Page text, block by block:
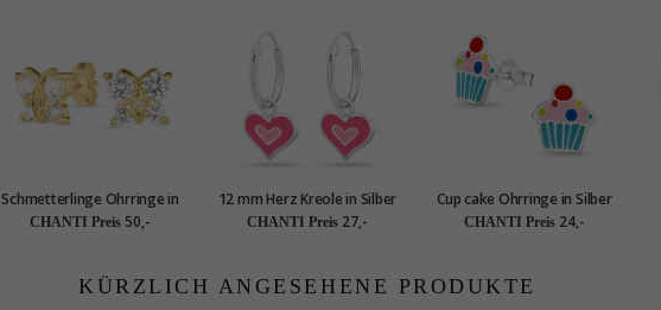
Schmetterlinge Ohrringe in
vergoldetem Sterlingsilber
CHANTI Preis 50,-
12 mm Herz Kreole in Silber
- Little Ones
CHANTI Preis 27,-
Cup cake Ohrringe in Silber
- Little Ones
CHANTI Preis 24,-
KÜRZLICH ANGESEHENE PRODUKTE